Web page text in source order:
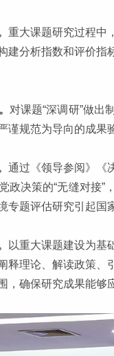
重大课题研究过程中
建分析指数和评价指
对课题“深调研”做出
谨规范为导向的成果
通过《领导参阅》《
政决策的“无缝对接
题评估研究引起国
以重大课题建设为基
释理论、解读政策
，确保研究成果能够